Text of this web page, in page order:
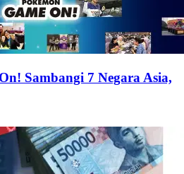
Sambangi 7 Negara Asia,